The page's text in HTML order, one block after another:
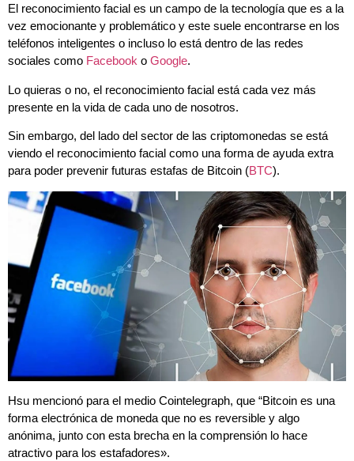
El reconocimiento facial es un campo de la tecnología que es a la
vez emocionante y problemático y este suele encontrarse en los
teléfonos inteligentes o incluso lo está dentro de las redes
sociales como Facebook o Google.
Lo quieras o no, el reconocimiento facial está cada vez más
presente en la vida de cada uno de nosotros.
Sin embargo, del lado del sector de las criptomonedas se está
viendo el reconocimiento facial como una forma de ayuda extra
para poder prevenir futuras estafas de Bitcoin (BTC).
Hsu mencionó para el medio Cointelegraph, que “Bitcoin es una
forma electrónica de moneda que no es reversible y algo
anónima, junto con esta brecha en la comprensión lo hace
atractivo para los estafadores».